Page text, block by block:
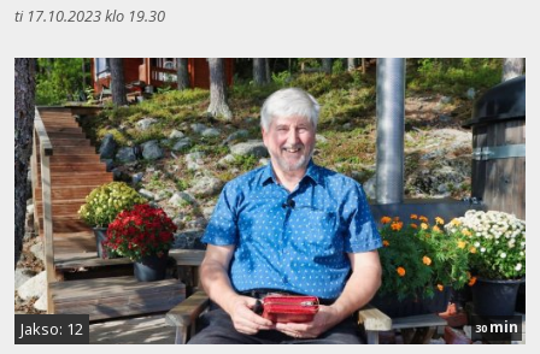
ti 17.10.2023 klo 19.30
Jakso: 12 30min